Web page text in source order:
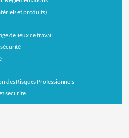
et produits)
de lieux de travail
des Risques Professionnels
sécurité